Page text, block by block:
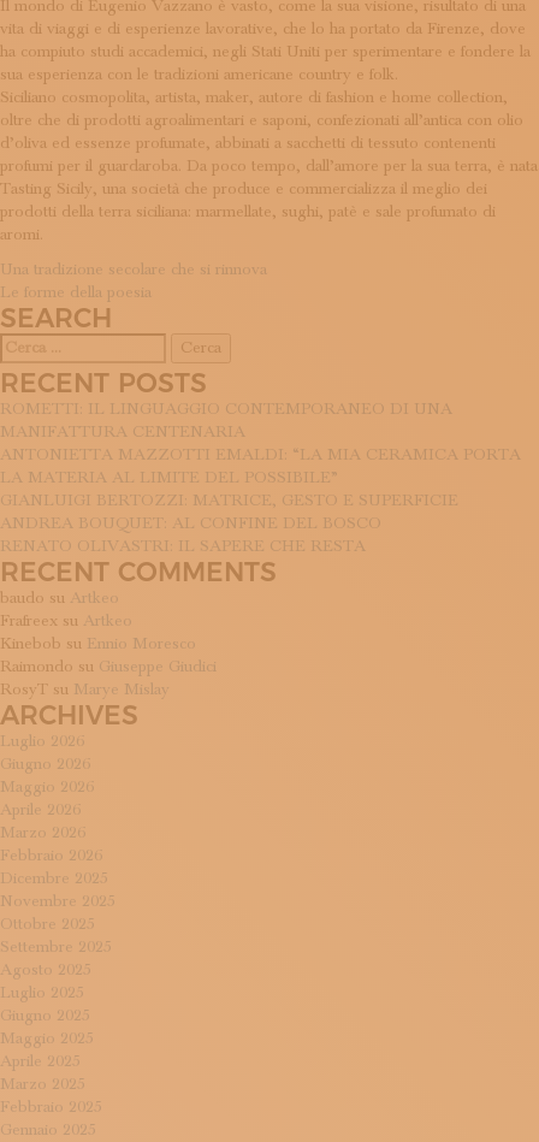
ISCRIVITI ALLA NEWSLETTER
SOSTIENICI
MAGAZINE
TUTTI I CONTENUTI
NEWS
INTERVISTE
ITINERARI
ISCRIVITI
LOGIN
Il mondo di Eugenio Vazzano è vasto, come la sua visione, risultato di una
vita di viaggi e di esperienze lavorative, che lo ha portato da Firenze, dove
ha compiuto studi accademici, negli Stati Uniti per sperimentare e fondere la
sua esperienza con le tradizioni americane country e folk.
Siciliano cosmopolita, artista, maker, autore di fashion e home collection,
oltre che di prodotti agroalimentari e saponi, confezionati all’antica con olio
d’oliva ed essenze profumate, abbinati a sacchetti di tessuto contenenti
profumi per il guardaroba. Da poco tempo, dall’amore per la sua terra, è nata
Tasting Sicily, una società che produce e commercializza il meglio dei
prodotti della terra siciliana: marmellate, sughi, patè e sale profumato di
aromi.
NAVIGAZIONE
ARTICOLI
Una tradizione secolare che si rinnova
Le forme della poesia
SEARCH
per:
RECENT POSTS
ROMETTI: IL LINGUAGGIO CONTEMPORANEO DI UNA
MANIFATTURA CENTENARIA
ANTONIETTA MAZZOTTI EMALDI: “LA MIA CERAMICA PORTA
LA MATERIA AL LIMITE DEL POSSIBILE”
GIANLUIGI BERTOZZI: MATRICE, GESTO E SUPERFICIE
ANDREA BOUQUET: AL CONFINE DEL BOSCO
RENATO OLIVASTRI: IL SAPERE CHE RESTA
RECENT COMMENTS
baudo su Artkeo
Frafreex su Artkeo
Kinebob su Ennio Moresco
Raimondo su Giuseppe Giudici
RosyT su Marye Mislay
ARCHIVES
Luglio 2026
Giugno 2026
Maggio 2026
Aprile 2026
Marzo 2026
Febbraio 2026
Dicembre 2025
Novembre 2025
Ottobre 2025
Settembre 2025
Agosto 2025
Luglio 2025
Giugno 2025
Maggio 2025
Aprile 2025
Marzo 2025
Febbraio 2025
Gennaio 2025